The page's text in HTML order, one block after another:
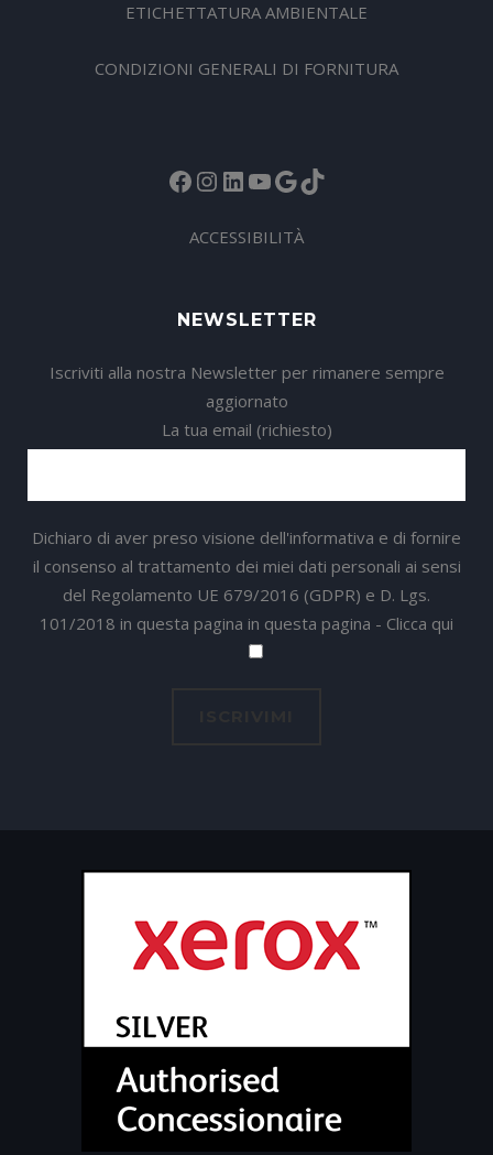
ETICHETTATURA AMBIENTALE
CONDIZIONI GENERALI DI FORNITURA
Facebook
Instagram
LinkedIn
YouTube
Google
TikTok
ACCESSIBILITÀ
NEWSLETTER
Iscriviti alla nostra Newsletter per rimanere sempre
aggiornato
La tua email (richiesto)
Dichiaro di aver preso visione dell'informativa e di fornire
il consenso al trattamento dei miei dati personali ai sensi
del Regolamento UE 679/2016 (GDPR) e D. Lgs.
101/2018 in questa pagina in questa pagina - Clicca qui